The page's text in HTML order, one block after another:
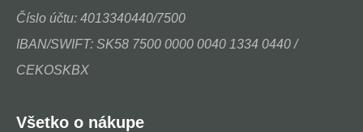
Číslo účtu: 4013340440/7500
IBAN/SWIFT: SK58 7500 0000 0040 1334 0440 /
CEKOSKBX
Všetko o nákupe